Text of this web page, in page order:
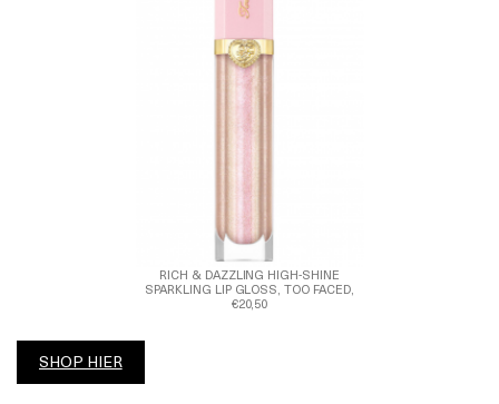
RICH & DAZZLING HIGH-SHINE
SPARKLING LIP GLOSS, TOO FACED,
€20,50
SHOP HIER